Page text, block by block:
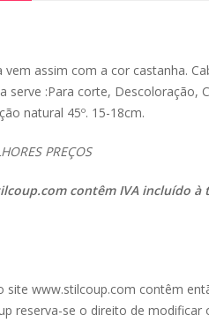
assim com a cor castanha.
:Para corte,
natural 45º. 15-18cm.
PREÇOS
contêm IVA incluído à
site www.stilcoup.com contêm
reserva-se o direito de